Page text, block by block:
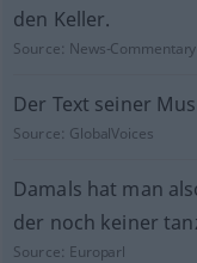
den Keller.
Source: News-Commentary
Der Text seiner
Source: GlobalVoices
Damals hat man
der noch keiner
Source: Europarl